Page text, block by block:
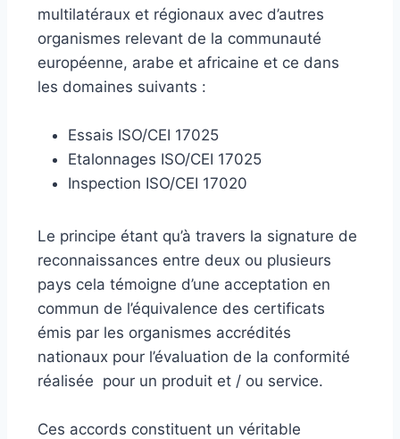
multilatéraux et régionaux avec d’autres
organismes relevant de la communauté
européenne, arabe et africaine et ce dans
les domaines suivants :
Essais ISO/CEI 17025
Etalonnages ISO/CEI 17025
Inspection ISO/CEI 17020
Le principe étant qu’à travers la signature de
reconnaissances entre deux ou plusieurs
pays cela témoigne d’une acceptation en
commun de l’équivalence des certificats
émis par les organismes accrédités
nationaux pour l’évaluation de la conformité
réalisée pour un produit et / ou service.
Ces accords constituent un véritable